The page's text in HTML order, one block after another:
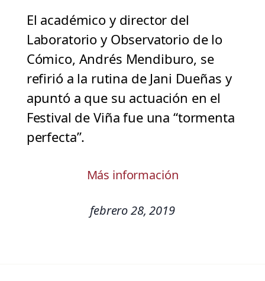
El académico y director del
Laboratorio y Observatorio de lo
Cómico, Andrés Mendiburo, se
refirió a la rutina de Jani Dueñas y
apuntó a que su actuación en el
Festival de Viña fue una “tormenta
perfecta”.
Más información
febrero 28, 2019